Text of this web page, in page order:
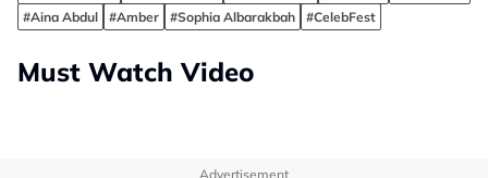
#Aina Abdul
#Amber #Sophia Albarakbah #CelebFest
Must Watch Video
Advertisement